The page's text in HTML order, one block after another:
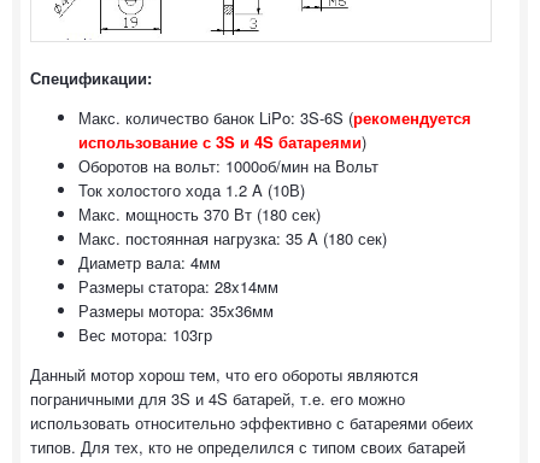
Спецификации:
Макс. количество банок LiPo: 3S-6S (рекомендуется
использование с 3S и 4S батареями)
Оборотов на вольт: 1000об/мин на Вольт
Ток холостого хода 1.2 A (10В)
Макс. мощность 370 Вт (180 сек)
Макс. постоянная нагрузка: 35 A (180 сек)
Диаметр вала: 4мм
Размеры статора: 28x14мм
Размеры мотора: 35x36мм
Вес мотора: 103гр
Данный мотор хорош тем, что его обороты являются
пограничными для 3S и 4S батарей, т.е. его можно
использовать относительно эффективно с батареями обеих
типов. Для тех, кто не определился с типом своих батарей